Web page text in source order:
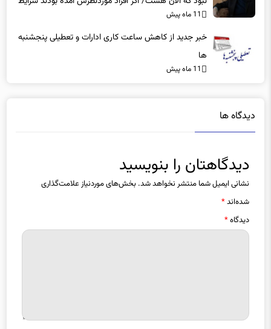
بهتر بود
11 ماه پیش
خبر جدید از کاهش ساعت کاری ادارات و تعطیلی پنجشنبه
ها
11 ماه پیش
دیدگاه ها
دیدگاهتان را بنویسید
نشانی ایمیل شما منتشر نخواهد شد. بخش‌های موردنیاز علامت‌گذاری
شده‌اند*
دیدگاه*